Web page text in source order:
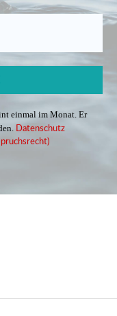
einmal im Monat. Er
Datenschutz